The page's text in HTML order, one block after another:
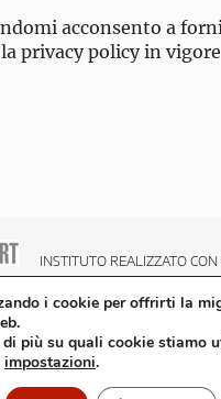
acconsento a
privacy policy in vigore
INSTITUTO REALIZZATO
i cookie per offrirti la
più su quali cookie stiamo
impostazioni.